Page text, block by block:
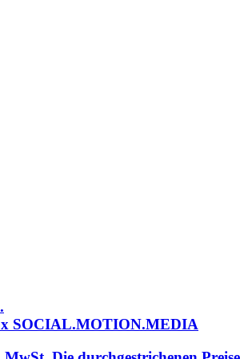
SOCIAL.MOTION.MEDIA